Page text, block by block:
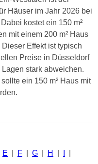
Häuser im Jahr 2026 bei
kostet ein 150 m²
mit einem 200 m² Haus
Dieser Effekt ist typisch
Preise in Düsseldorf
stark abweichen.
ein 150 m² Haus mit
E F G H